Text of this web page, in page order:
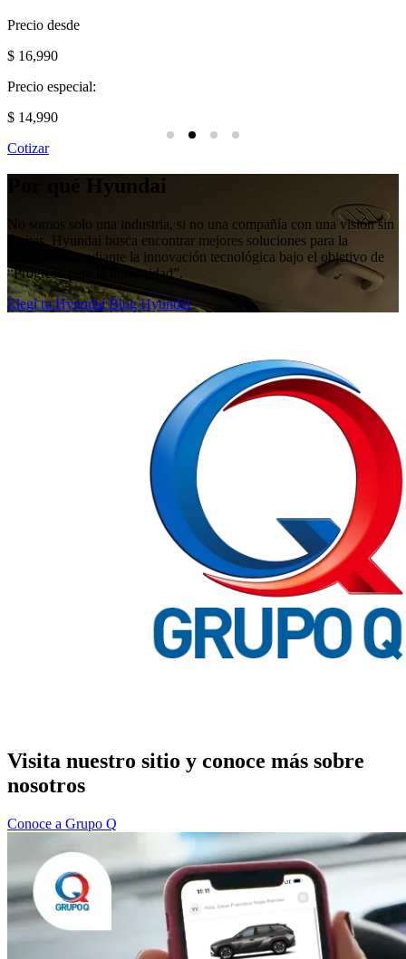
Precio desde
$ 16,990
Precio especial:
$ 14,990
Cotizar
Por qué Hyundai
No somos solo una industria, si no una compañía con una visión sin
límites. Hyundai busca encontrar mejores soluciones para la
humanidad mediante la innovación tecnológica bajo el objetivo de
“Progreso para la humanidad”.
Elegí tu HyundaiBlog Hyundai
Visita nuestro sitio y conoce más sobre
nosotros
Conoce a Grupo Q